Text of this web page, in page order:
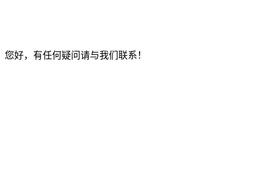
您好，有任何疑问请与我们联系！